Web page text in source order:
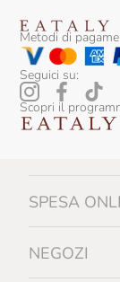
Metodi di
Seguici su:
Scopri il
SPESA
NEGOZI